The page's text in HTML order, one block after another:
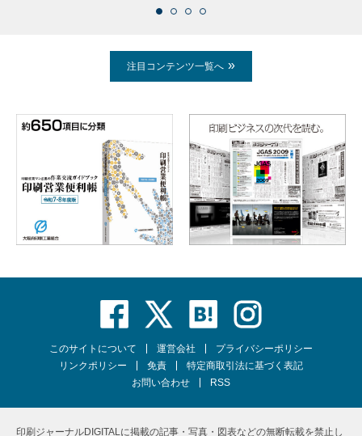
注目コンテンツ一覧へ
このサイトについて 運営会社
プライバシーポリシー
リンクポリシー
免責
特定商取引法に基づく表記
お問い合わせ
RSS
印刷ジャーナルDIGITALに掲載の記事・写真・図表などの無断転載を禁止し